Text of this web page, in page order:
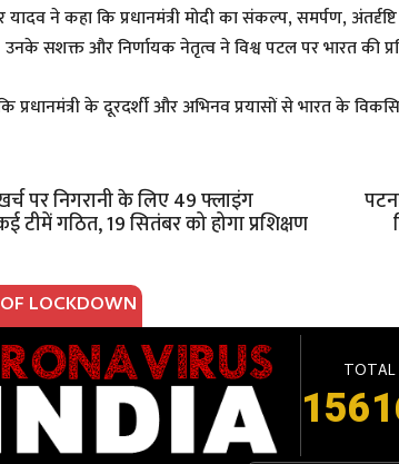
यादव ने कहा कि प्रधानमंत्री मोदी का संकल्प, समर्पण,
सशक्त और निर्णायक नेतृत्व ने विश्व पटल पर भारत की
प्रधानमंत्री के दूरदर्शी और अभिनव प्रयासों से भारत के
पर निगरानी के लिए 49 फ्लाइंग
टीमें गठित, 19 सितंबर को होगा प्रशिक्षण